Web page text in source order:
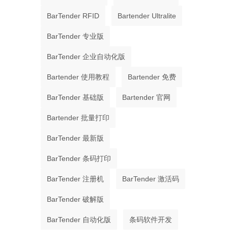
BarTender RFID Bartender Ultralite
BarTender 专业版
BarTender 企业自动化版
Bartender 使用教程 Bartender 免费
BarTender 基础版 Bartender 官网
Bartender 批量打印
BarTender 最新版
BarTender 条码打印
BarTender 注册机 BarTender 激活码
BarTender 破解版
BarTender 自动化版 条码软件开发